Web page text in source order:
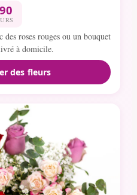
roses rouges ou un bouquet
à domicile.
des fleurs